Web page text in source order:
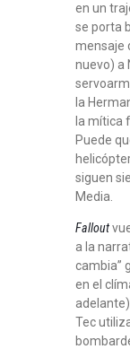
en un
se porta
mensaje
nuevo) a
la
la mítica
Puede
siguen
Media.
Fallout
a la
cambia”
en el
Tec